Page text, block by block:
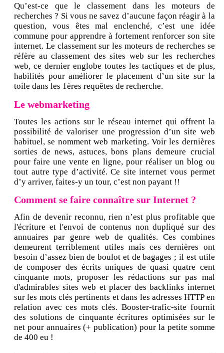
Qu’est-ce que le classement dans les moteurs de
recherches ? Si vous ne savez d’aucune façon réagir à la
question, vous êtes mal enclenché, c’est une idée
commune pour apprendre à fortement renforcer son site
internet. Le classement sur les moteurs de recherches se
réfère au classement des sites web sur les recherches
web, ce dernier englobe toutes les tactiques et de plus,
habilités pour améliorer le placement d’un site sur la
toile dans les 1ères requêtes de recherche.
Le webmarketing
Toutes les actions sur le réseau internet qui offrent la
possibilité de valoriser une progression d’un site web
habituel, se nomment web marketing. Voir les dernières
sorties de news, astuces, bons plans demeure crucial
pour faire une vente en ligne, pour réaliser un blog ou
tout autre type d’activité. Ce site internet vous permet
d’y arriver, faites-y un tour, c’est non payant !!
Comment se faire connaître sur Internet ?
Afin de devenir reconnu, rien n’est plus profitable que
l'écriture et l'envoi de contenus non dupliqué sur des
annuaires par genre web de qualités. Ces combines
demeurent terriblement utiles mais ces dernières ont
besoin d’assez bien de boulot et de bagages ; il est utile
de composer des écrits uniques de quasi quatre cent
cinquante mots, proposer les rédactions sur pas mal
d'admirables sites web et placer des backlinks internet
sur les mots clés pertinents et dans les adresses HTTP en
relation avec ces mots clés. Booster-trafic-site fournit
des solutions de cinquante écritures optimisées sur le
net pour annuaires (+ publication) pour la petite somme
de 400 eu !